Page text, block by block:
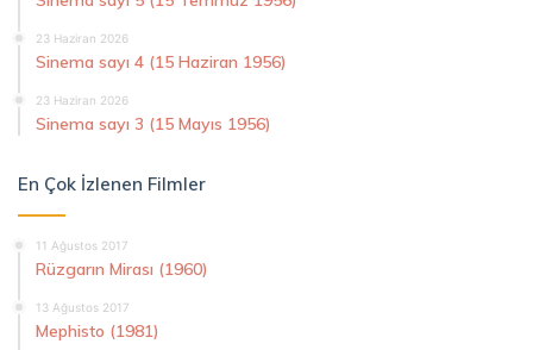
23 Haziran 2026
Sinema sayı 4 (15 Haziran 1956)
23 Haziran 2026
Sinema sayı 3 (15 Mayıs 1956)
En Çok İzlenen Filmler
11 Ağustos 2017
Rüzgarın Mirası (1960)
13 Ağustos 2017
Mephisto (1981)